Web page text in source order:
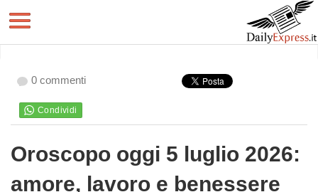
0 commenti
Oroscopo oggi 5 luglio 2026:
amore, lavoro e benessere